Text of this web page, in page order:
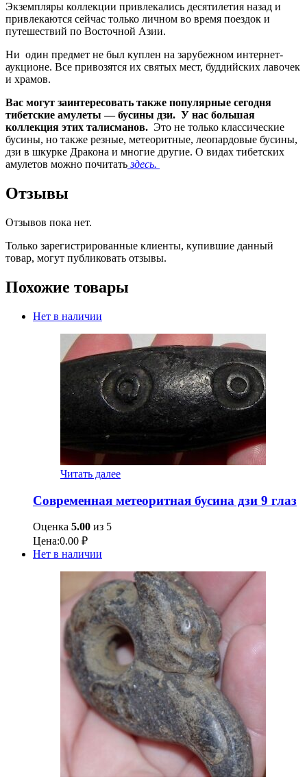
Экземпляры коллекции привлекались десятилетия назад и
привлекаются сейчас только личном во время поездок и
путешествий по Восточной Азии.
Ни один предмет не был куплен на зарубежном интернет-
аукционе. Все привозятся их святых мест, буддийских лавочек
и храмов.
Вас могут заинтересовать также популярные сегодня
тибетские амулеты — бусины дзи. У нас большая
коллекция этих талисманов. Это не только классические
бусины, но также резные, метеоритные, леопардовые бусины,
дзи в шкурке Дракона и многие другие. О видах тибетских
амулетов можно почитатьздесь.
Отзывы
Отзывов пока нет.
Только зарегистрированные клиенты, купившие данный
товар, могут публиковать отзывы.
Похожие товары
Нет в наличии
Читать далее
Современная метеоритная бусина дзи 9 глаз
Оценка 5.00 из 5
Цена:0.00 ₽
Нет в наличии